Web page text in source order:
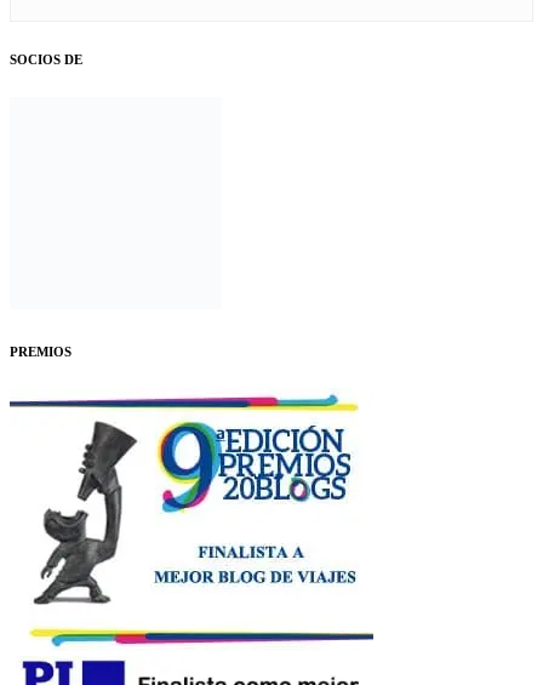
SOCIOS DE
PREMIOS